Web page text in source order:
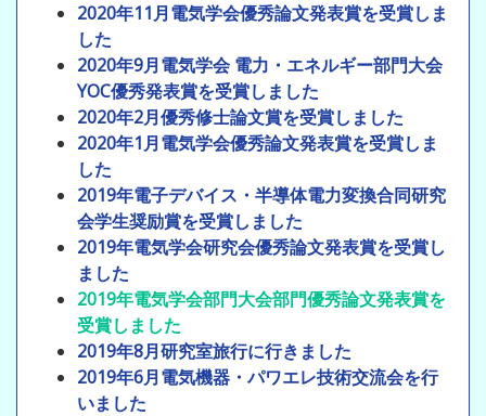
2020年11月電気学会優秀論文発表賞を受賞しま
した
2020年9月電気学会 電力・エネルギー部門大会
YOC優秀発表賞を受賞しました
2020年2月優秀修士論文賞を受賞しました
2020年1月電気学会優秀論文発表賞を受賞しま
した
2019年電子デバイス・半導体電力変換合同研究
会学生奨励賞を受賞しました
2019年電気学会研究会優秀論文発表賞を受賞し
ました
2019年電気学会部門大会部門優秀論文発表賞を
受賞しました
2019年8月研究室旅行に行きました
2019年6月電気機器・パワエレ技術交流会を行
いました